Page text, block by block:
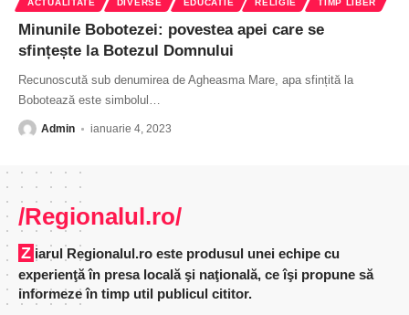
ACTUALITATE DIVERSE EDUCATIE RELIGIE TIMP LIBER
Minunile Bobotezei: povestea apei care se
sfințește la Botezul Domnului
Recunoscută sub denumirea de Agheasma Mare, apa sfințită la
Bobotează este simbolul …
Admin ianuarie 4, 2023
/Regionalul.ro/
Ziarul Regionalul.ro este produsul unei echipe cu
experienţă în presa locală şi naţională, ce îşi propune să
informeze în timp util publicul cititor.